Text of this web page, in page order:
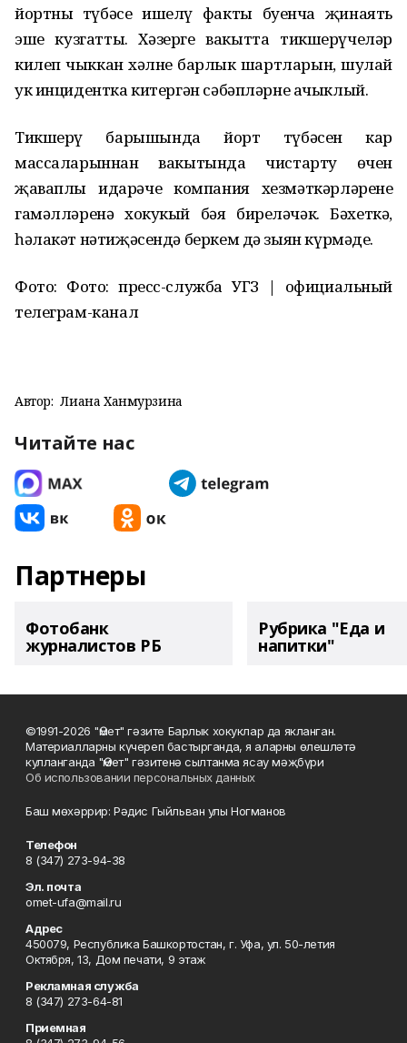
йортның түбәсе ишелү факты буенча җинаять
эше кузгатты.Хәзерге вакытта тикшерүчеләр
килеп чыккан хәлнең барлык шартларын, шулай
ук инцидентка китергән сәбәпләрне ачыклый.
Тикшерү барышында
йорт түбәсен кар
массаларыннан вакытында чистарту өчен
җаваплы идарәче компания хезмәткәрләренең
гамәлләренә хокукый бәя биреләчәк. Бәхеткә,
һәлакәт нәтиҗәсендә беркем дә зыян күрмәде.
Фото: Фото: пресс-служба УГЗ | официальный
телеграм-канал
Автор: Лиана Ханмурзина
Читайте нас
Партнеры
Фотобанк
журналистов РБ
Рубрика "Еда и
напитки"
©1991-2026 "Өмет" гәзите Барлык хокуклар да якланган.
Материалларны күчереп бастырганда, я аларны өлешләтә
кулланганда "Өмет" гәзитенә сылтанма ясау мәҗбүри
Об использовании персональных данных
Баш мөхәррир: Рәдис Гыйльван улы Ногманов
Телефон
8 (347) 273-94-38
Эл. почта
omet-ufa@mail.ru
Адрес
450079, Республика Башкортостан, г. Уфа, ул. 50-летия
Октября, 13, Дом печати, 9 этаж
Рекламная служба
8 (347) 273-64-81
Приемная